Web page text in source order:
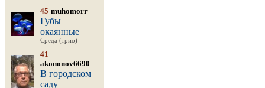
45 muhomorr
Губы
окаянные
Среда (трио)
41
akononov6690
В городском
саду